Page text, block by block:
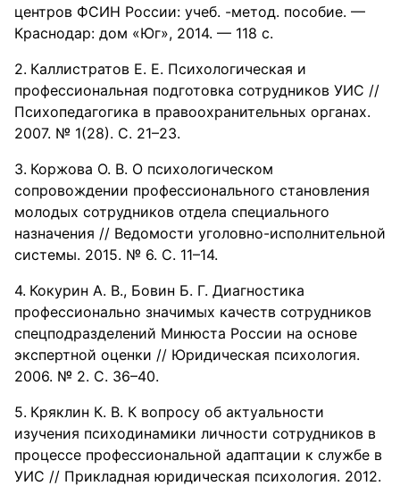
центров ФСИН России: учеб. -метод. пособие. —
Краснодар: дом «Юг», 2014. — 118 с.
Каллистратов Е. Е. Психологическая и
профессиональная подготовка сотрудников УИС //
Психопедагогика в правоохранительных органах.
2007. № 1(28). С. 21–23.
Коржова О. В. О психологическом
сопровождении профессионального становления
молодых сотрудников отдела специального
назначения // Ведомости уголовно-исполнительной
системы. 2015. № 6. С. 11–14.
Кокурин А. В., Бовин Б. Г. Диагностика
профессионально значимых качеств сотрудников
спецподразделений Минюста России на основе
экспертной оценки // Юридическая психология.
2006. № 2. С. 36–40.
Кряклин К. В. К вопросу об актуальности
изучения психодинамики личности сотрудников в
процессе профессиональной адаптации к службе в
УИС // Прикладная юридическая психология. 2012.